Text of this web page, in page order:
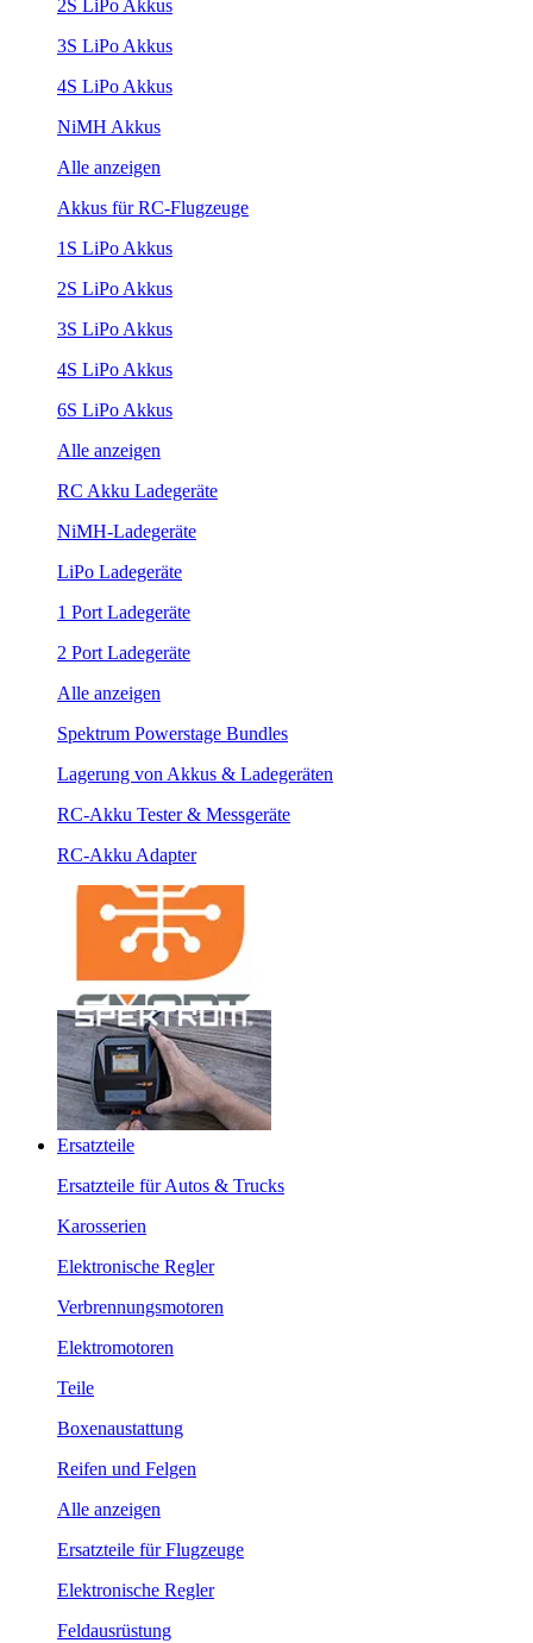
2S LiPo Akkus
3S LiPo Akkus
4S LiPo Akkus
NiMH Akkus
Alle anzeigen
Akkus für RC-Flugzeuge
1S LiPo Akkus
2S LiPo Akkus
3S LiPo Akkus
4S LiPo Akkus
6S LiPo Akkus
Alle anzeigen
RC Akku Ladegeräte
NiMH-Ladegeräte
LiPo Ladegeräte
1 Port Ladegeräte
2 Port Ladegeräte
Alle anzeigen
Spektrum Powerstage Bundles
Lagerung von Akkus & Ladegeräten
RC-Akku Tester & Messgeräte
RC-Akku Adapter
Ersatzteile
Ersatzteile für Autos & Trucks
Karosserien
Elektronische Regler
Verbrennungsmotoren
Elektromotoren
Teile
Boxenaustattung
Reifen und Felgen
Alle anzeigen
Ersatzteile für Flugzeuge
Elektronische Regler
Feldausrüstung